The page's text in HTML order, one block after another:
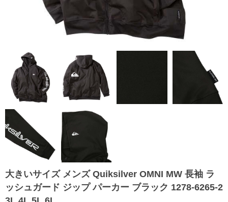
大きいサイズ メンズ Quiksilver OMNI MW 長袖 ラ
ッシュガード ジップ パーカー ブラック 1278-6265-2